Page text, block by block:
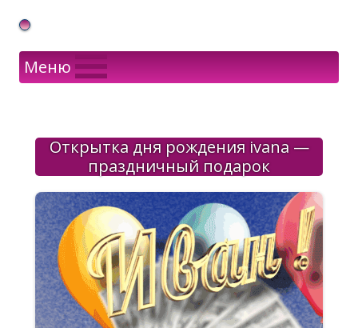
Gif Открытки в подарок
Меню
Открытка дня рождения ivana —
праздничный подарок